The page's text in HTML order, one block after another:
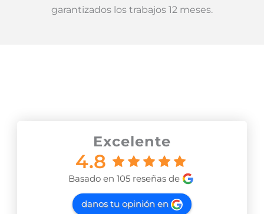
garantizados los trabajos 12 meses.
Excelente
4.8
Basado en 105 reseñas de
danos tu opinión en